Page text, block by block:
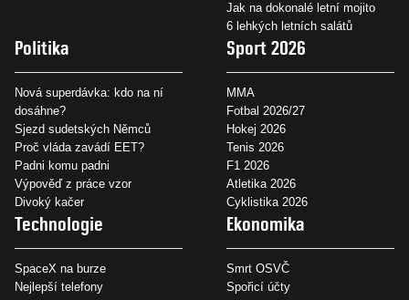
Jak na dokonalé letní mojito
6 lehkých letních salátů
Politika
Nová superdávka: kdo na ní
dosáhne?
Sjezd sudetských Němců
Proč vláda zavádí EET?
Padni komu padni
Výpověď z práce vzor
Divoký kačer
Sport 2026
MMA
Fotbal 2026/27
Hokej 2026
Tenis 2026
F1 2026
Atletika 2026
Cyklistika 2026
Technologie
SpaceX na burze
Nejlepší telefony
Ekonomika
Smrt OSVČ
Spořicí účty